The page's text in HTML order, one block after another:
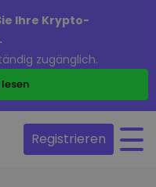
Ihre Krypto-
zugänglich.
Registrieren